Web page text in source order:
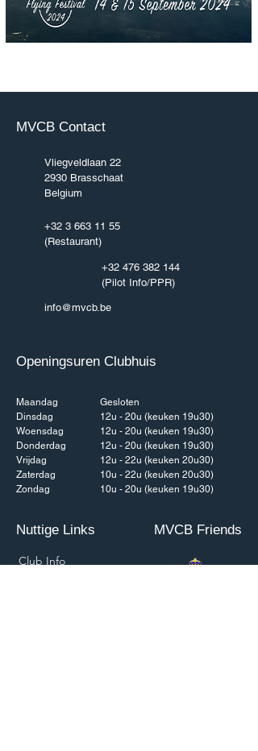
MVCB Contact
Vliegveldlaan 22
2930 Brasschaat
Belgium
+32 3 663 11 55
(Restaurant)
+32 476 382 144
(Pilot Info/PPR)
info@mvcb.be
Openingsuren Clubhuis
Maandag
Dinsdag
Woensdag
Donderdag
Vrijdag
Zaterdag
Zondag
Gesloten
12u - 20u (keuken 19u30)
12u - 20u (keuken 19u30)
12u - 20u (keuken 19u30)
12u - 22u (keuken 20u30)
10u - 22u (keuken 20u30)
10u - 20u (keuken 19u30)
Nuttige Links MVCB Friends
Club Info